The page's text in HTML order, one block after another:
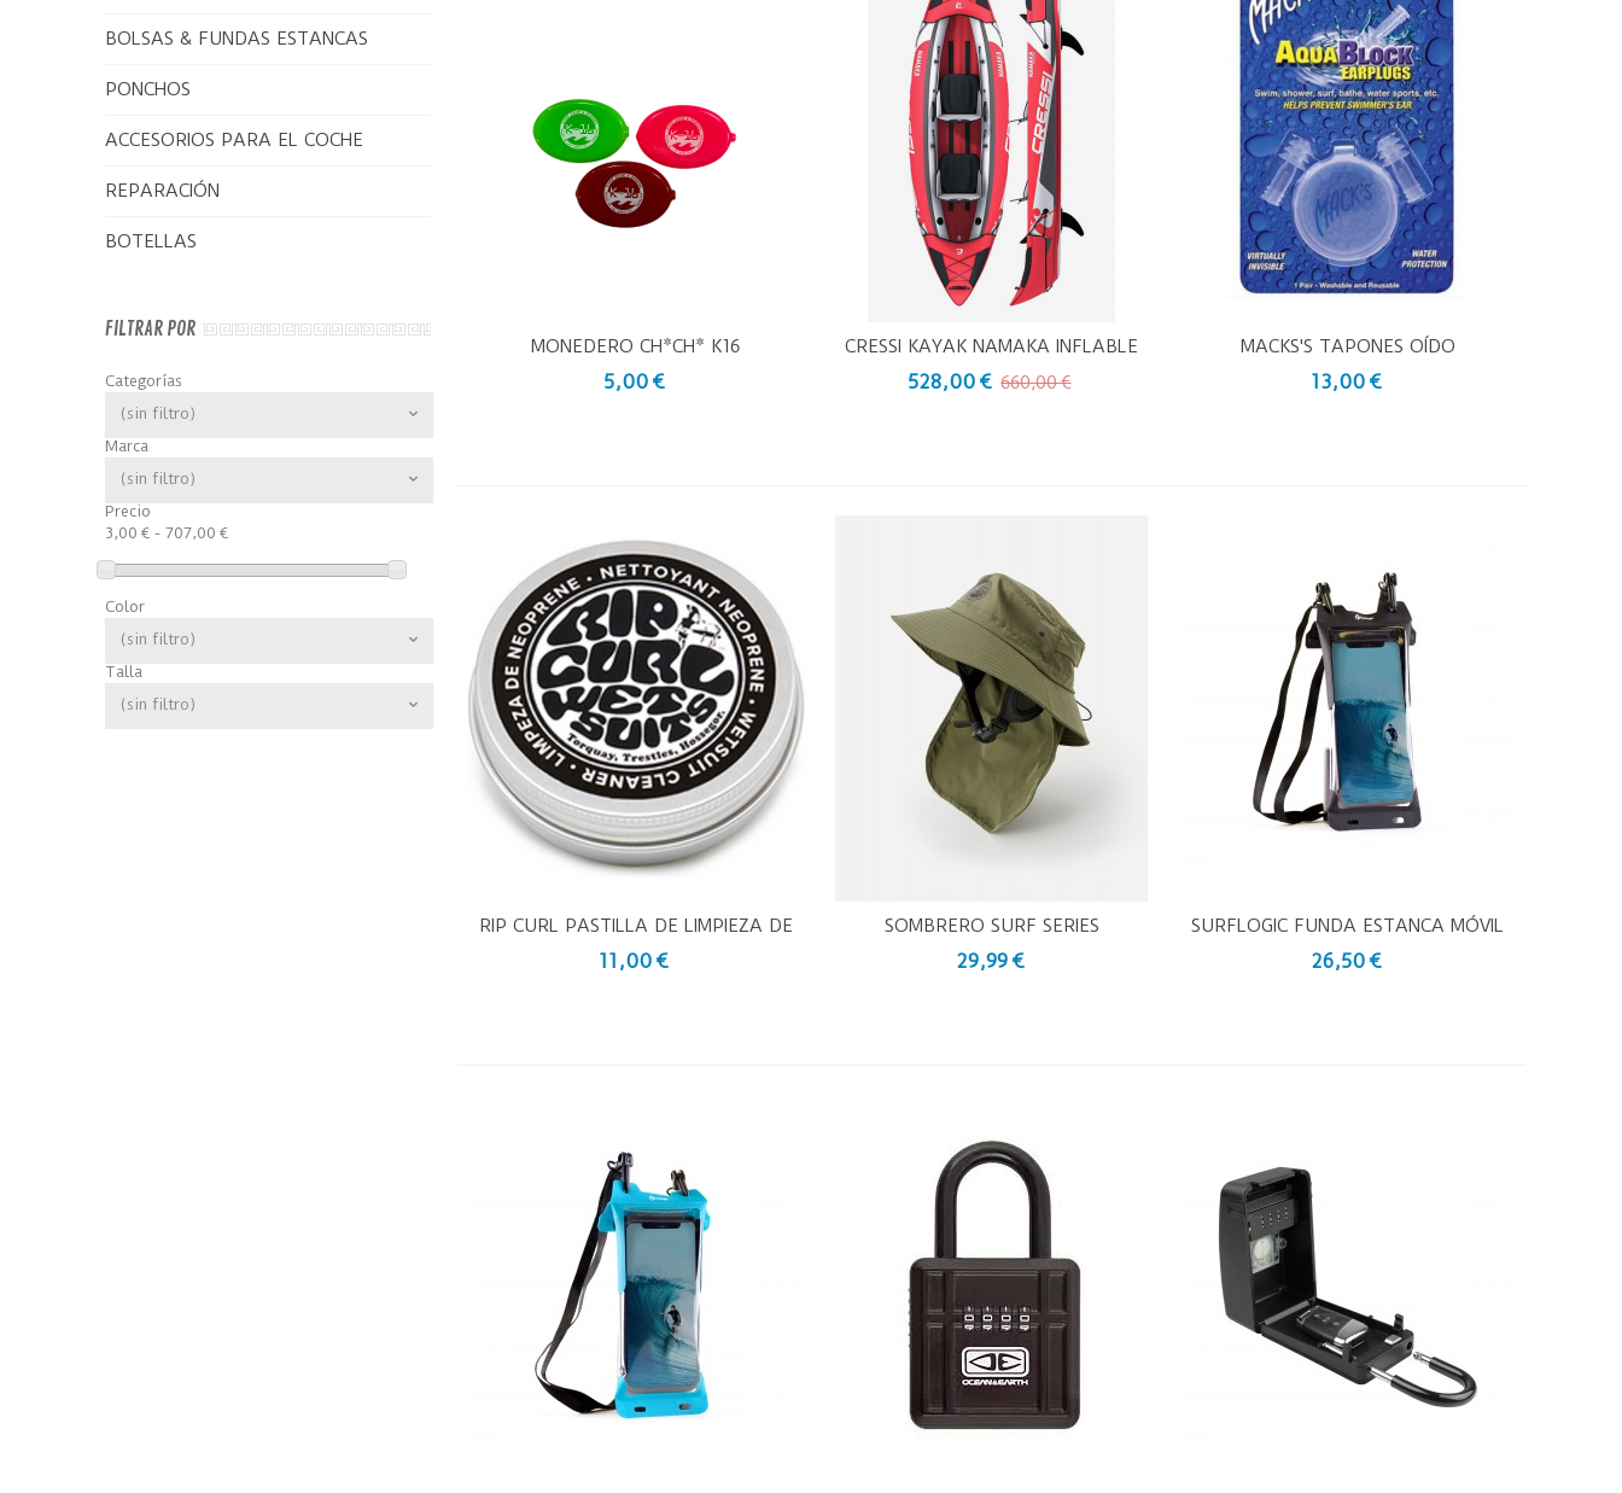
BOLSAS & FUNDAS ESTANCAS
PONCHOS
ACCESORIOS PARA EL COCHE
REPARACIÓN
BOTELLAS
FILTRAR POR
Categorías
(sin filtro)
Marca
(sin filtro)
Precio
3,00 € - 707,00 €
Color
(sin filtro)
Talla
(sin filtro)
Vista Rápida
MONEDERO CH*CH* K16
5,00 €
Vista Rápida
CRESSI KAYAK NAMAKA INFLABLE
10'7"
528,00 € 660,00 €
Vista Rápida
MACKS'S TAPONES OÍDO
13,00 €
Vista Rápida
RIP CURL PASTILLA DE LIMPIEZA DE
NEOPRENOS
11,00 €
Vista Rápida
SOMBRERO SURF SERIES
29,99 €
Vista Rápida
SURFLOGIC FUNDA ESTANCA MÓVIL
NEGRO
26,50 €